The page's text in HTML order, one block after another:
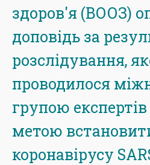
здоров'я (ВООЗ)
доповідь за
розслідування,
проводилося
групою експертів
метою
коронавірусу